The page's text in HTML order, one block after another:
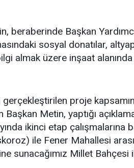
beraberinde Başkan
sosyal donatılar,
almak üzere inşaat
proje
Metin, yaptığı
ikinci etap çalışmalarına
ile Fener Mahallesi
sunacağımız Millet Bahçesi